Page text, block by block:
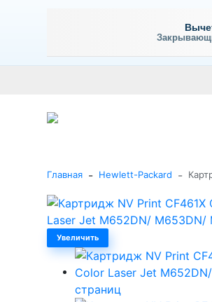
Главная - Hewlett-Packard -
Увеличить